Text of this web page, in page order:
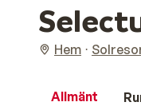
Hem
Allmänt